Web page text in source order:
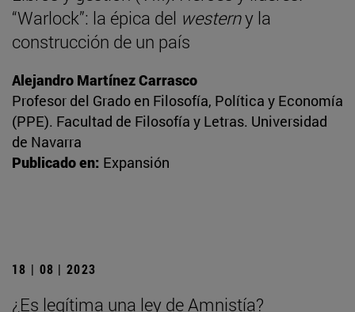
“Warlock”: la épica del westerny la
construcción de un país
Alejandro Martínez Carrasco
Profesor del Grado en Filosofía, Política y Economía
(PPE). Facultad de Filosofía y Letras. Universidad
de Navarra
Publicado en: Expansión
18 | 08 | 2023
¿Es legítima una ley de Amnistía?